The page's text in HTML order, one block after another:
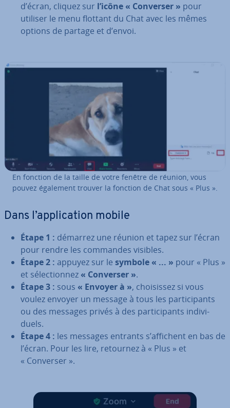
d’écran, cliquez sur l’icône « Converser » pour
utiliser le menu flottant du Chat avec les mêmes
options de partage et d’envoi.
En fonction de la taille de votre fenêtre de réunion, vous
pouvez également trouver la fonction de Chat sous « Plus ».
Dans l’ap­pli­ca­tion mobile
Étape 1 : démarrez une réunion et tapez sur l’écran
pour rendre les commandes visibles.
Étape 2 : appuyez sur le symbole « ... » pour « Plus »
et sé­lec­tion­nez« Converser ».
Étape 3 : sous « Envoyer à », choi­sis­sez si vous
voulez envoyer un message à tous les par­ti­ci­pants
ou des messages privés à des par­ti­ci­pants in­di­vi­
duels.
Étape 4 : les messages entrants s’affichent en bas de
l’écran. Pour les lire, retournez à « Plus » et
« Converser ».